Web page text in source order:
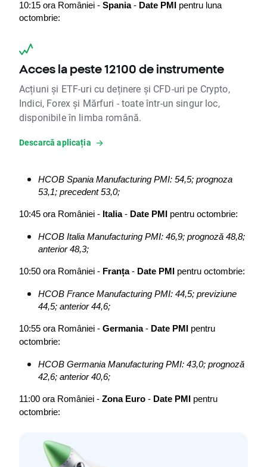
10:15 ora României - Spania - Date PMI
pentru luna
octombrie:
Acces la peste 12100 de instrumente
Acțiuni și ETF-uri cu deținere și CFD-uri pe Crypto,
Indici, Forex și Mărfuri - toate într-un singur loc,
disponibile în limba română.
Descarcă aplicația
HCOB Spania Manufacturing PMI: 54,5; prognoza
53,1; precedent 53,0;
10:45 ora României - Italia - Date PMI pentru octombrie:
HCOB Italia Manufacturing PMI: 46,9; prognoză 48,8;
anterior 48,3;
10:50 ora României - Franța - Date PMI pentru octombrie:
HCOB France Manufacturing PMI: 44,5; previziune
44,5; anterior 44,6;
10:55 ora României - Germania - Date PMI
pentru
octombrie:
HCOB Germania Manufacturing PMI: 43,0; prognoză
42,6; anterior 40,6;
11:00 ora României - Zona Euro - Date PMI
pentru
octombrie: